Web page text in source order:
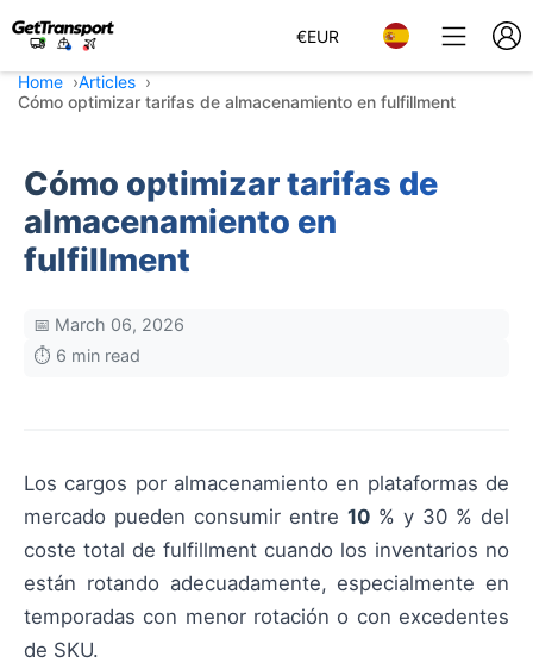
€EUR
Home
Articles
Cómo optimizar tarifas de almacenamiento en fulfillment
Cómo optimizar tarifas de
almacenamiento en
fulfillment
📅 March 06, 2026
⏱️ 6 min read
Los cargos por almacenamiento en plataformas de
mercado pueden consumir entre 10 % y 30 % del
coste total de fulfillment cuando los inventarios no
están rotando adecuadamente, especialmente en
temporadas con menor rotación o con excedentes
de SKU.